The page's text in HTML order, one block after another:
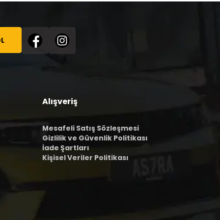
Alışveriş
Mesafeli Satış Sözleşmesi
Gizlilik ve Güvenlik Politikası
İade Şartları
Kişisel Veriler Politikası